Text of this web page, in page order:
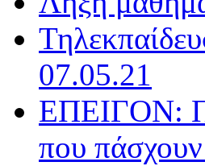
07.05.21
ΕΠΕΙΓΟΝ:
που